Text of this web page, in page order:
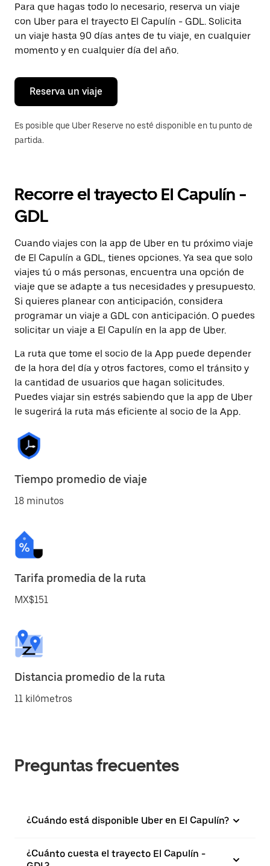
una
fecha.
Presiona
la
tecla Esc
para
el
calendario.
Para que hagas todo lo necesario, reserva un viaje
con Uber para el trayecto El Capulín - GDL. Solicita
un viaje hasta 90 días antes de tu viaje, en cualquier
momento y en cualquier día del año.
Reserva un viaje
Es posible que Uber Reserve no esté disponible en tu punto de
partida.
Recorre el trayecto El Capulín -
GDL
Cuando viajes con la app de Uber en tu próximo viaje
de El Capulín a GDL, tienes opciones. Ya sea que solo
viajes tú o más personas, encuentra una opción de
viaje que se adapte a tus necesidades y presupuesto.
Si quieres planear con anticipación, considera
programar un viaje a GDL con anticipación. O puedes
solicitar un viaje a El Capulín en la app de Uber.
La ruta que tome el socio de la App puede depender
de la hora del día y otros factores, como el tránsito y
la cantidad de usuarios que hagan solicitudes.
Puedes viajar sin estrés sabiendo que la app de Uber
le sugerirá la ruta más eficiente al socio de la App.
Tiempo promedio de viaje
18 minutos
Tarifa promedia de la ruta
MX$151
Distancia promedio de la ruta
11 kilómetros
Preguntas frecuentes
¿Cuándo está disponible Uber en El Capulín?
¿Cuánto cuesta el trayecto El Capulín -